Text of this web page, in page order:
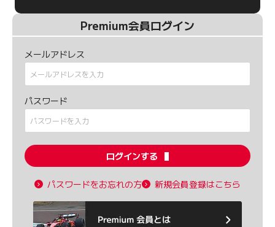
Premium会員ログイン
メールアドレス
パスワード
ログインする
パスワードをお忘れの方 新規会員登録はこちら